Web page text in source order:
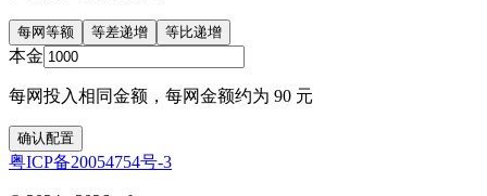
每网等额 等差递增 等比递增
本金
每网投入相同金额，每网金额约为 90 元
确认配置
粤ICP备20054754号-3